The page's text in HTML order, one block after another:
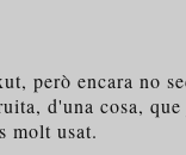
però encara no
d'una cosa,
molt usat.